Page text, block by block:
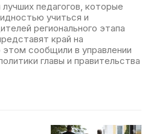
педагогов, которые
учиться и
регионального этапа
край на
сообщили в управлении
главы и правительства